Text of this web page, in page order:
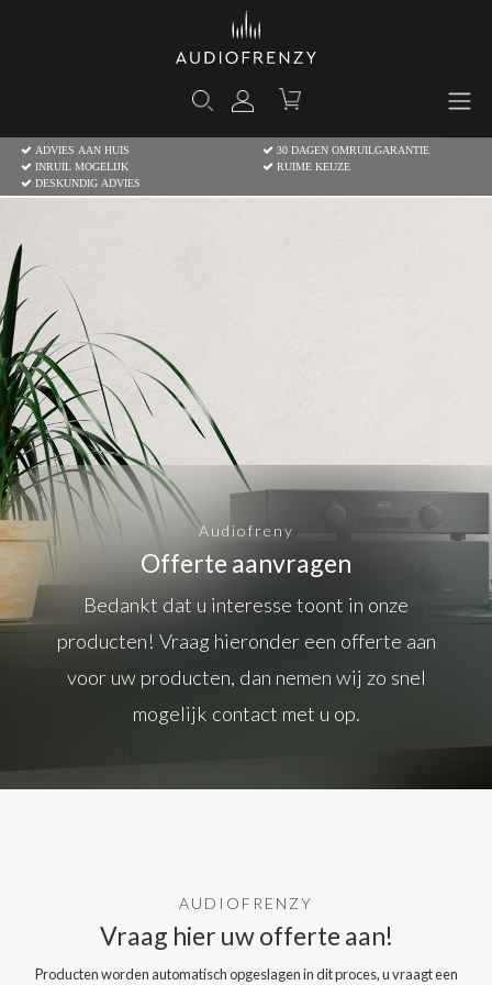
ADVIES AAN HUIS
30 DAGEN OMRUILGARANTIE
INRUIL MOGELIJK
RUIME KEUZE
DESKUNDIG ADVIES
Audiofreny
Offerte aanvragen
Bedankt dat u interesse toont in onze
producten! Vraag hieronder een offerte aan
voor uw producten, dan nemen wij zo snel
mogelijk contact met u op.
AUDIOFRENZY
Vraag hier uw offerte aan!
Producten worden automatisch opgeslagen in dit proces, u vraagt een